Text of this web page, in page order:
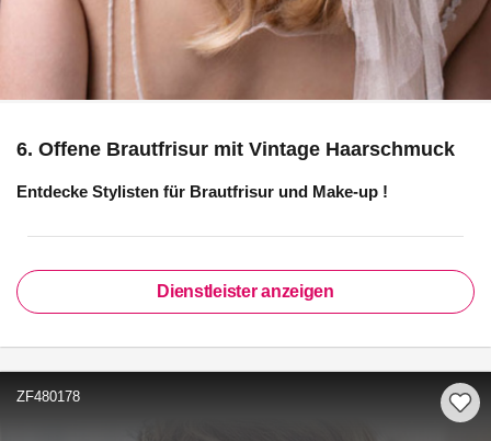
6. Offene Brautfrisur mit Vintage Haarschmuck
Entdecke Stylisten für Brautfrisur und Make-up !
Dienstleister anzeigen
ZF480178